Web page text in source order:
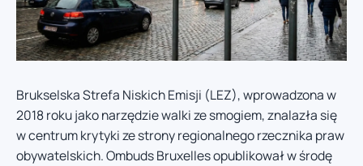
Brukselska Strefa Niskich Emisji (LEZ), wprowadzona w
2018 roku jako narzędzie walki ze smogiem, znalazła się
w centrum krytyki ze strony regionalnego rzecznika praw
obywatelskich. Ombuds Bruxelles opublikował w środę